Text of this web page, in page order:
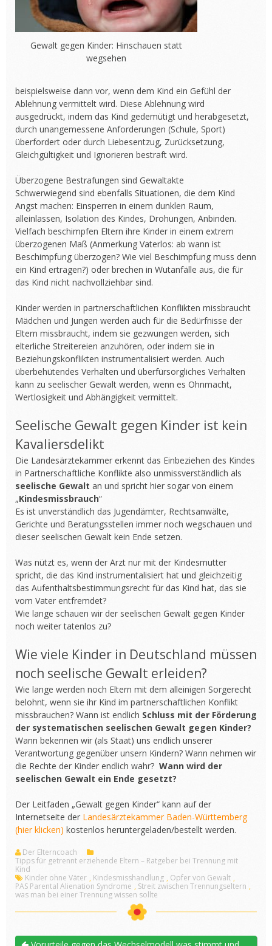
Gewalt gegen Kinder: Hinschauen statt
wegsehen
beispielsweise dann vor, wenn dem Kind ein Gefühl der
Ablehnung vermittelt wird. Diese Ablehnung wird
ausgedrückt, indem das Kind gedemütigt und herabgesetzt,
durch unangemessene Anforderungen (Schule, Sport)
überfordert oder durch Liebesentzug, Zurücksetzung,
Gleichgültigkeit und Ignorieren bestraft wird.
Überzogene Bestrafungen sind Gewaltakte
Schwerwiegend sind ebenfalls Situationen, die dem Kind
Angst machen: Einsperren in einem dunklen Raum,
alleinlassen, Isolation des Kindes, Drohungen, Anbinden.
Vielfach beschimpfen Eltern ihre Kinder in einem extrem
überzogenen Maß (Anmerkung Vaterlos: ab wann ist
Beschimpfung überzogen? Wie viel Beschimpfung muss denn
ein Kind ertragen?) oder brechen in Wutanfälle aus, die für
das Kind nicht nachvollziehbar sind.
Kinder werden in partnerschaftlichen Konflikten missbraucht
Mädchen und Jungen werden auch für die Bedürfnisse der
Eltern missbraucht, indem sie gezwungen werden, sich
elterliche Streitereien anzuhören, oder indem sie in
Beziehungskonflikten instrumentalisiert werden. Auch
überbehütendes Verhalten und überfürsorgliches Verhalten
kann zu seelischer Gewalt werden, wenn es Ohnmacht,
Wertlosigkeit und Abhängigkeit vermittelt.
Seelische Gewalt gegen Kinder ist kein
Kavaliersdelikt
Die Landesärztekammer erkennt das Einbeziehen des Kindes
in Partnerschaftliche Konflikte also unmissverständlich als
seelische Gewalt an und spricht hier sogar von einem
„Kindesmissbrauch“
Es ist unverständlich das Jugendämter, Rechtsanwälte,
Gerichte und Beratungsstellen immer noch wegschauen und
dieser seelischen Gewalt kein Ende setzen.
Was nützt es, wenn der Arzt nur mit der Kindesmutter
spricht, die das Kind instrumentalisiert hat und gleichzeitig
das Aufenthaltsbestimmungsrecht für das Kind hat, das sie
vom Vater entfremdet?
Wie lange schauen wir der seelischen Gewalt gegen Kinder
noch weiter tatenlos zu?
Wie viele Kinder in Deutschland müssen
noch seelische Gewalt erleiden?
Wie lange werden noch Eltern mit dem alleinigen Sorgerecht
belohnt, wenn sie ihr Kind im partnerschaftlichen Konflikt
missbrauchen? Wann ist endlich Schluss mit der Förderung
der systematischen seelischen Gewalt gegen Kinder?
Wann bekennen wir (als Staat) uns endlich unserer
Verantwortung gegenüber unsern Kindern? Wann nehmen wir
die Rechte der Kinder endlich wahr? Wann wird der
seelischen Gewalt ein Ende gesetzt?
Der Leitfaden „Gewalt gegen Kinder“ kann auf der
Internetseite der Landesärztekammer Baden-Württemberg
(hier klicken) kostenlos heruntergeladen/bestellt werden.
Der Elterncoach
Tipps für getrennt erziehende Eltern – Ratgeber bei Trennung mit
Kind
Kinder ohne Väter , Kindesmisshandlung , Opfer von Gewalt ,
PAS Parental Alienation Syndrome , Streit zwischen Trennungseltern ,
was man bei einer Trennung wissen sollte